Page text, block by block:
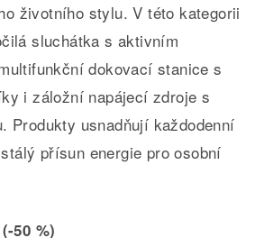
životního stylu. V této kategorii
sluchátka s aktivním
dokovací stanice s
i záložní napájecí zdroje s
Produkty usnadňují každodenní
přísun energie pro osobní
(-50 %)